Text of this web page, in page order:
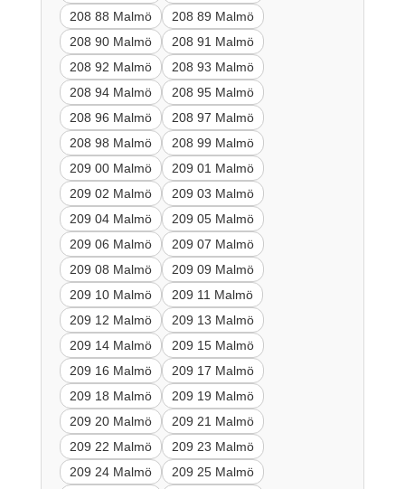
208 88 Malmö
208 89 Malmö
208 90 Malmö
208 91 Malmö
208 92 Malmö
208 93 Malmö
208 94 Malmö
208 95 Malmö
208 96 Malmö
208 97 Malmö
208 98 Malmö
208 99 Malmö
209 00 Malmö
209 01 Malmö
209 02 Malmö
209 03 Malmö
209 04 Malmö
209 05 Malmö
209 06 Malmö
209 07 Malmö
209 08 Malmö
209 09 Malmö
209 10 Malmö
209 11 Malmö
209 12 Malmö
209 13 Malmö
209 14 Malmö
209 15 Malmö
209 16 Malmö
209 17 Malmö
209 18 Malmö
209 19 Malmö
209 20 Malmö
209 21 Malmö
209 22 Malmö
209 23 Malmö
209 24 Malmö
209 25 Malmö